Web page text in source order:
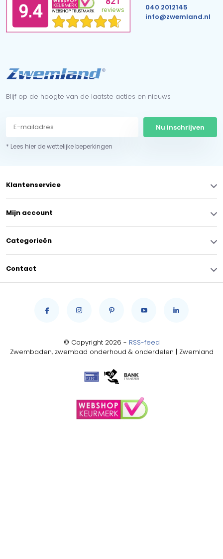
040 2012145
info@zwemland.nl
Blijf op de hoogte van de laatste acties en nieuws
Nu inschrijven
* Lees hier de wettelijke beperkingen
Klantenservice
Mijn account
Categorieën
Contact
© Copyright 2026 - RSS-feed
Zwembaden, zwembad onderhoud & onderdelen | Zwemland